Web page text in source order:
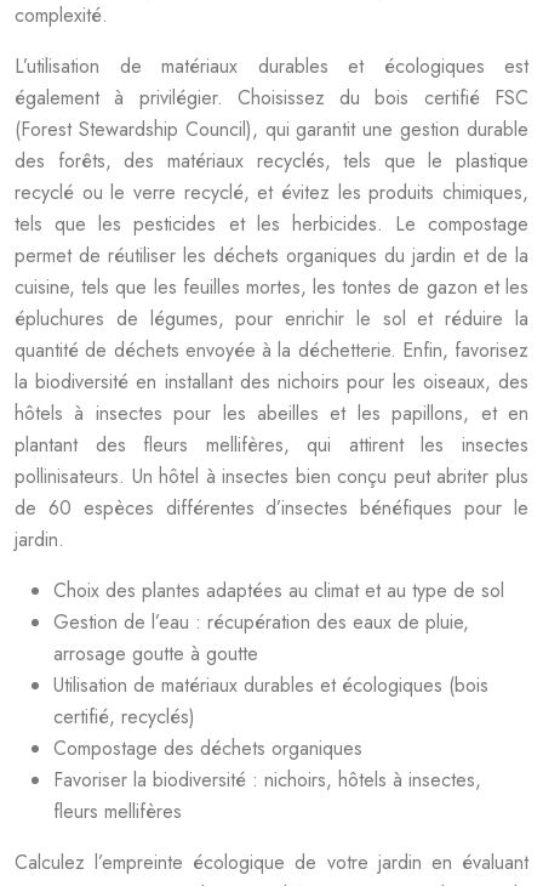
complexité.
L’utilisation de matériaux durables et écologiques est
également à privilégier. Choisissez du bois certifié FSC
(Forest Stewardship Council), qui garantit une gestion durable
des forêts, des matériaux recyclés, tels que le plastique
recyclé ou le verre recyclé, et évitez les produits chimiques,
tels que les pesticides et les herbicides. Le compostage
permet de réutiliser les déchets organiques du jardin et de la
cuisine, tels que les feuilles mortes, les tontes de gazon et les
épluchures de légumes, pour enrichir le sol et réduire la
quantité de déchets envoyée à la déchetterie. Enfin, favorisez
la biodiversité en installant des nichoirs pour les oiseaux, des
hôtels à insectes pour les abeilles et les papillons, et en
plantant des fleurs mellifères, qui attirent les insectes
pollinisateurs. Un hôtel à insectes bien conçu peut abriter plus
de 60 espèces différentes d’insectes bénéfiques pour le
jardin.
Choix des plantes adaptées au climat et au type de sol
Gestion de l’eau : récupération des eaux de pluie,
arrosage goutte à goutte
Utilisation de matériaux durables et écologiques (bois
certifié, recyclés)
Compostage des déchets organiques
Favoriser la biodiversité : nichoirs, hôtels à insectes,
fleurs mellifères
Calculez l’empreinte écologique de votre jardin en évaluant